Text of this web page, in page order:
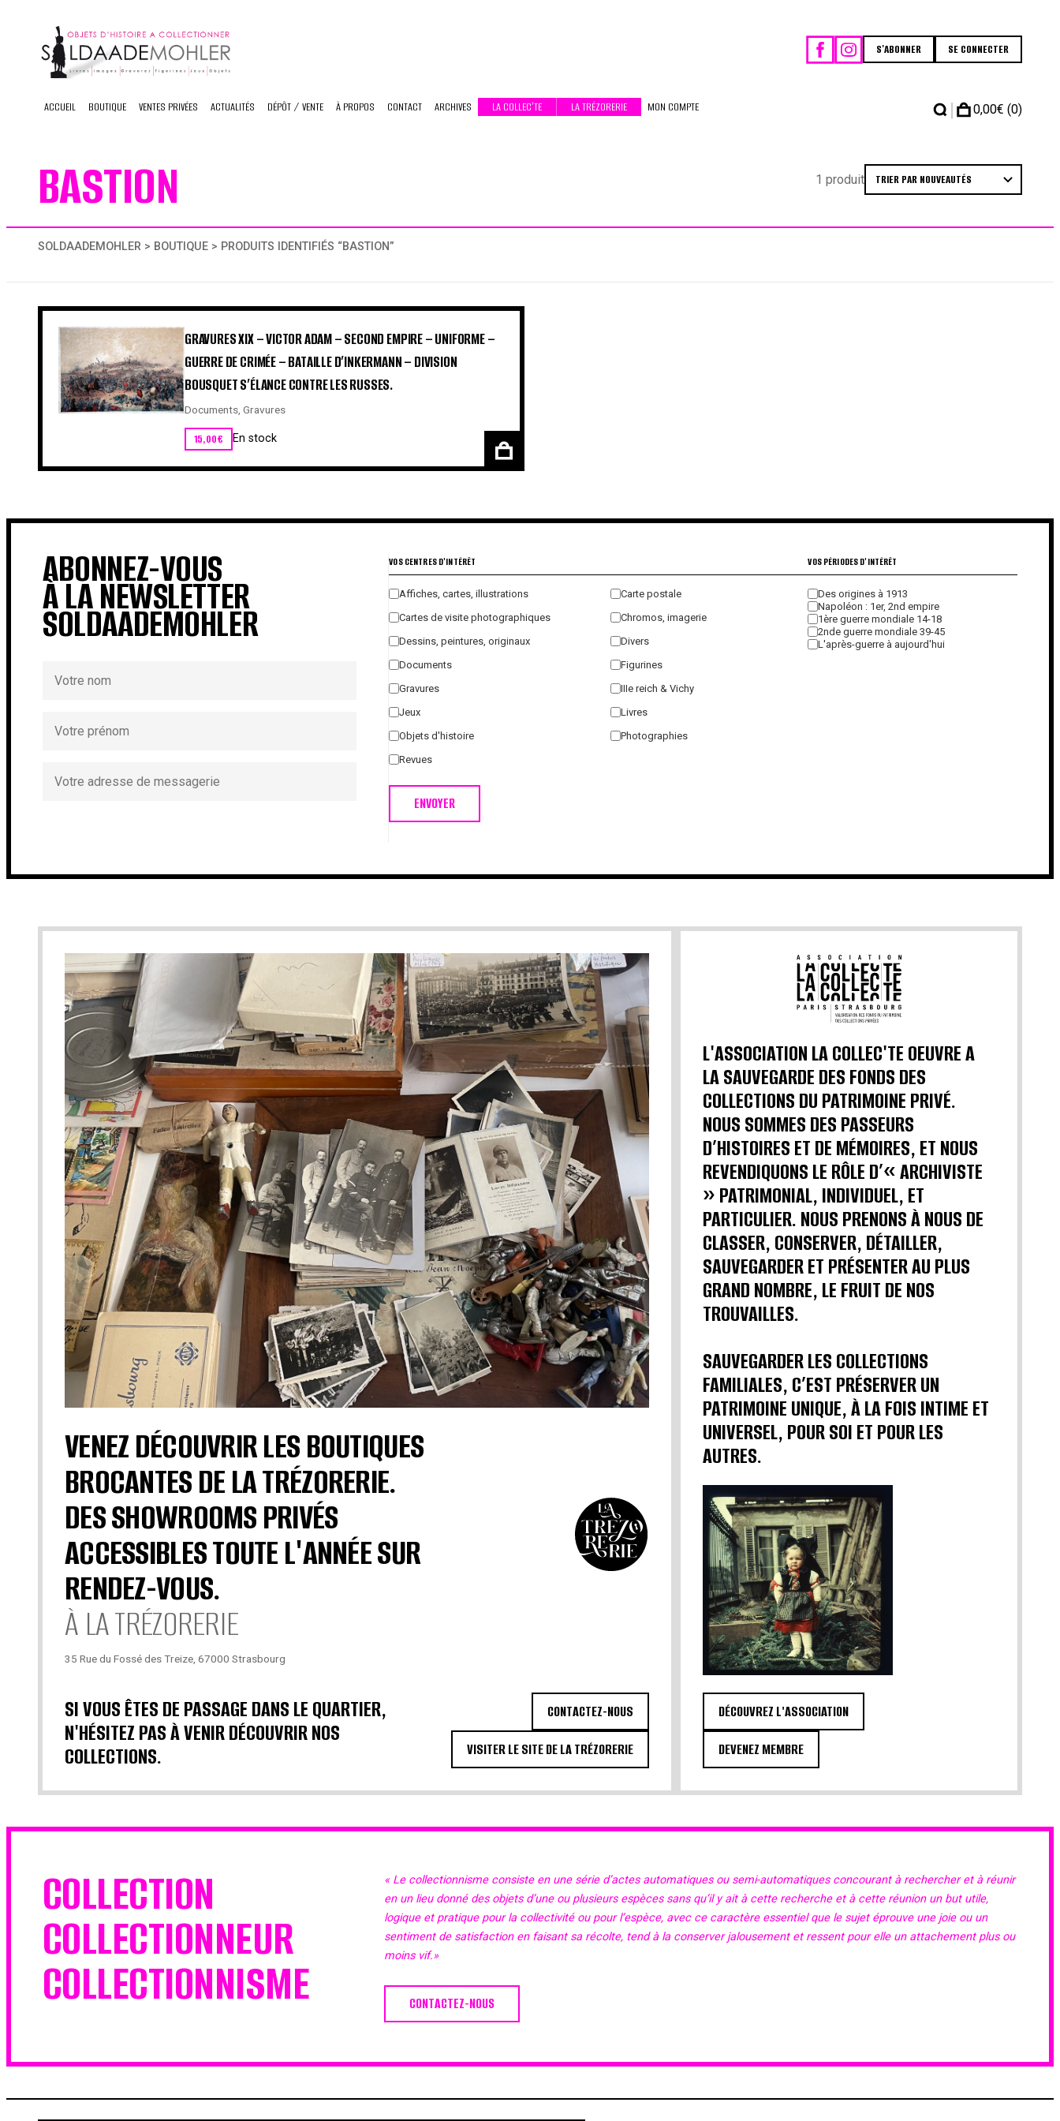
content
S'ABONNER SE CONNECTER
ACCUEIL BOUTIQUE VENTES PRIVÉES ACTUALITÉS DÉPÔT / VENTE À PROPOS CONTACT ARCHIVES LA COLLEC’TE LA TRÉZORERIE MON COMPTE | 0,00€ (0)
BASTION 1 produit
SOLDAADEMOHLER > BOUTIQUE > PRODUITS IDENTIFIÉS “BASTION”
GRAVURES XIX – VICTOR ADAM – SECOND EMPIRE – UNIFORME –
GUERRE DE CRIMÉE – BATAILLE D’INKERMANN – DIVISION
BOUSQUET S’ÉLANCE CONTRE LES RUSSES.
Documents Gravures
15,00€ En stock
ABONNEZ-VOUS
À LA NEWSLETTER
SOLDAADEMOHLER
VOS CENTRES D'INTÉRÊT
Affiches, cartes, illustrations
Carte postale
Cartes de visite photographiques
Chromos, imagerie
Dessins, peintures, originaux
Divers
Documents
Figurines
Gravures
IIIe reich & Vichy
Jeux
Livres
Objets d'histoire
Photographies
Revues
ENVOYER
VOS PÉRIODES D'INTÉRÊT
Des origines à 1913
Napoléon : 1er, 2nd empire
1ère guerre mondiale 14-18
2nde guerre mondiale 39-45
L'après-guerre à aujourd'hui
VENEZ DÉCOUVRIR LES BOUTIQUES
BROCANTES DE LA TRÉZORERIE.
DES SHOWROOMS PRIVÉS
ACCESSIBLES TOUTE L'ANNÉE SUR
RENDEZ-VOUS.
À LA TRÉZORERIE
35 Rue du Fossé des Treize, 67000 Strasbourg
SI VOUS ÊTES DE PASSAGE DANS LE QUARTIER,
N'HÉSITEZ PAS À VENIR DÉCOUVRIR NOS
COLLECTIONS.
CONTACTEZ-NOUS
VISITER LE SITE DE LA TRÉZORERIE
L'ASSOCIATION LA COLLEC'TE OEUVRE A
LA SAUVEGARDE DES FONDS DES
COLLECTIONS DU PATRIMOINE PRIVÉ.
NOUS SOMMES DES PASSEURS
D’HISTOIRES ET DE MÉMOIRES, ET NOUS
REVENDIQUONS LE RÔLE D’« ARCHIVISTE
» PATRIMONIAL, INDIVIDUEL, ET
PARTICULIER. NOUS PRENONS À NOUS DE
CLASSER, CONSERVER, DÉTAILLER,
SAUVEGARDER ET PRÉSENTER AU PLUS
GRAND NOMBRE, LE FRUIT DE NOS
TROUVAILLES.
SAUVEGARDER LES COLLECTIONS
FAMILIALES, C’EST PRÉSERVER UN
PATRIMOINE UNIQUE, À LA FOIS INTIME ET
UNIVERSEL, POUR SOI ET POUR LES
AUTRES.
DÉCOUVREZ L'ASSOCIATION
DEVENEZ MEMBRE
COLLECTION
COLLECTIONNEUR
COLLECTIONNISME
« Le collectionnisme consiste en une série d’actes automatiques ou semi-automatiques concourant à rechercher et à réunir
en un lieu donné des objets d’une ou plusieurs espèces sans qu’il y ait à cette recherche et à cette réunion un but utile,
logique et pratique pour la collectivité ou pour l’espèce, avec ce caractère essentiel que le sujet éprouve une joie ou un
sentiment de satisfaction en faisant sa récolte, tend à la conserver jalousement et ressent pour elle un attachement plus ou
moins vif.»
CONTACTEZ-NOUS